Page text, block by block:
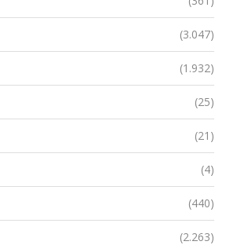
(3.047)
(1.932)
(25)
(21)
(4)
(440)
(2.263)